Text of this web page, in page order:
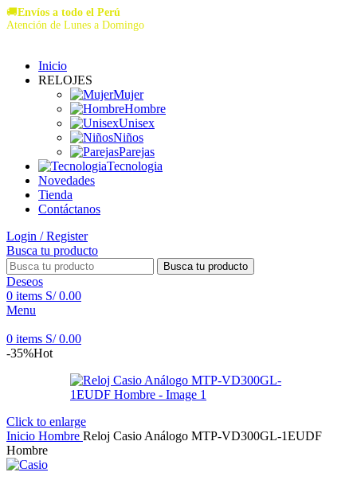
🚚Envíos a todo el Perú
Atención de Lunes a Domingo
Inicio
RELOJES
Mujer
Hombre
Unisex
Niños
Parejas
Tecnologia
Novedades
Tienda
Contáctanos
Login / Register
Busca tu producto
Busca tu producto
Deseos
0 items S/0.00
Menu
0 items S/0.00
-35%Hot
Click to enlarge
Inicio Hombre Reloj Casio Análogo MTP-VD300GL-1EUDF
Hombre